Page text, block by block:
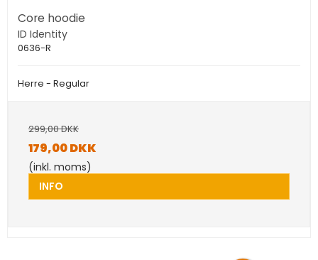
Core hoodie
ID Identity
0636-R
Herre - Regular
299,00 DKK
179,00 DKK
(inkl. moms)
INFO